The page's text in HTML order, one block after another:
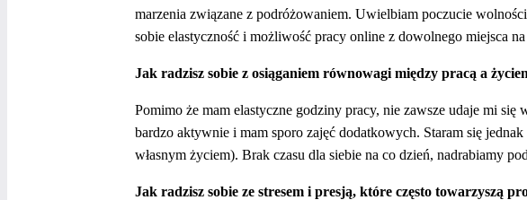
marzenia związane z podróżowaniem. Uwielbiam poczucie
sobie elastyczność i możliwość pracy online z dowolnego miejsca
Jak radzisz sobie z osiąganiem równowagi między pracą a
Pomimo że mam elastyczne godziny pracy, nie zawsze udaje mi
bardzo aktywnie i mam sporo zajęć dodatkowych. Staram się
własnym życiem). Brak czasu dla siebie na co dzień, nadrabiamy
Jak radzisz sobie ze stresem i presją, które często towarzyszą